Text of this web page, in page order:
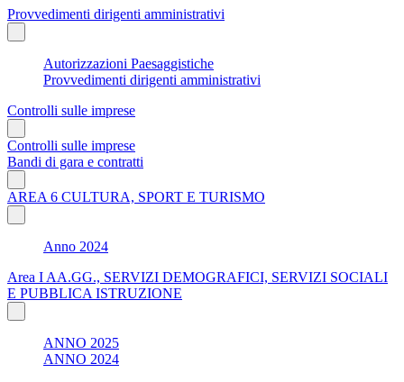
Provvedimenti dirigenti amministrativi
Autorizzazioni Paesaggistiche
Provvedimenti dirigenti amministrativi
Controlli sulle imprese
Controlli sulle imprese
Bandi di gara e contratti
AREA 6 CULTURA, SPORT E TURISMO
Anno 2024
Area I AA.GG., SERVIZI DEMOGRAFICI, SERVIZI SOCIALI
E PUBBLICA ISTRUZIONE
ANNO 2025
ANNO 2024